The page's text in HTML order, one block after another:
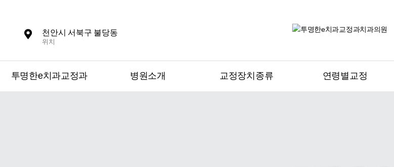
천안시 서북구 불당동
위치
투명한e치과교정과 병원소개 교정장치종류 연령별교정